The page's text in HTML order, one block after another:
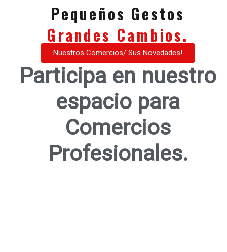
Pequeños Gestos
Grandes Cambios.
Nuestros Comercios/ Sus Novedades!
Participa en nuestro
espacio para
Comercios
Profesionales.